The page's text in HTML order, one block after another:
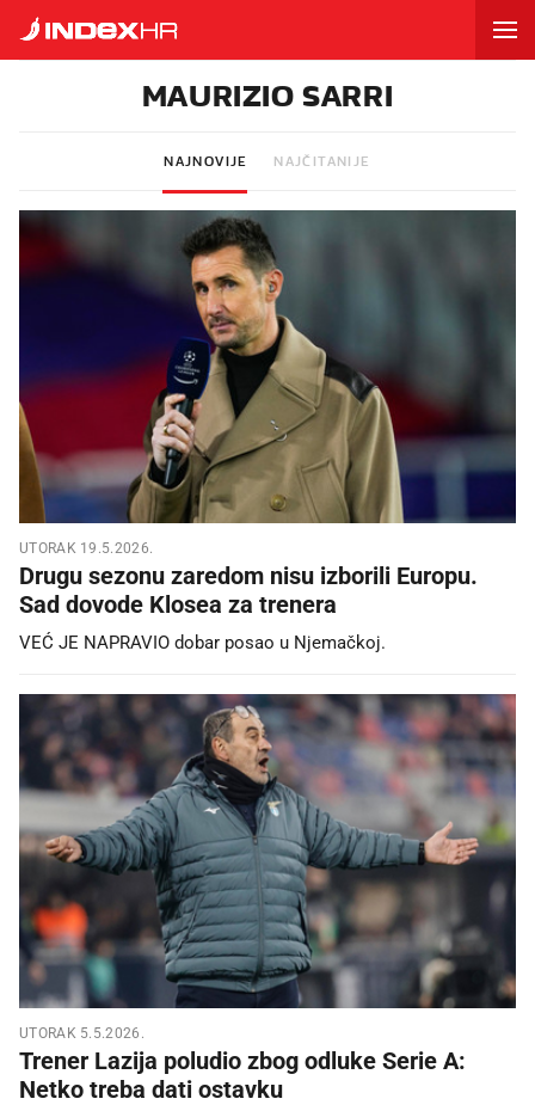
MAURIZIO SARRI
NAJNOVIJE NAJČITANIJE
UTORAK 19.5.2026.
Drugu sezonu zaredom nisu izborili Europu.
Sad dovode Klosea za trenera
VEĆ JE NAPRAVIO dobar posao u Njemačkoj.
UTORAK 5.5.2026.
Trener Lazija poludio zbog odluke Serie A:
Netko treba dati ostavku